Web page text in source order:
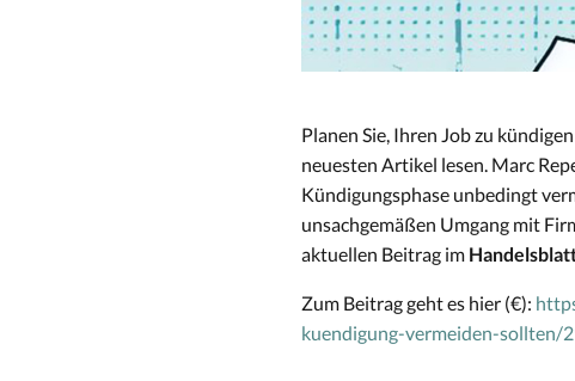
Planen Sie, Ihren Job zu
neuesten Artikel lesen. Marc
Kündigungsphase unbedingt
unsachgemäßen Umgang mit
aktuellen Beitrag im
Zum Beitrag geht es hier (€):
kuendigung-vermeiden-sollten/